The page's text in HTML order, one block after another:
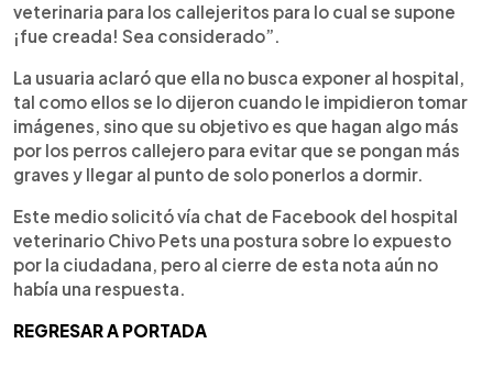
veterinaria para los callejeritos para lo cual se supone
¡fue creada! Sea considerado”.
La usuaria aclaró que ella no busca exponer al hospital,
tal como ellos se lo dijeron cuando le impidieron tomar
imágenes, sino que su objetivo es que hagan algo más
por los perros callejero para evitar que se pongan más
graves y llegar al punto de solo ponerlos a dormir.
Este medio solicitó vía chat de Facebook del hospital
veterinario Chivo Pets una postura sobre lo expuesto
por la ciudadana, pero al cierre de esta nota aún no
había una respuesta.
REGRESAR A PORTADA